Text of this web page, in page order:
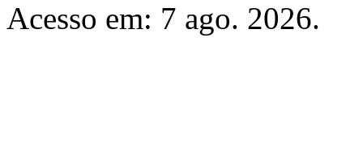
Acesso em: 7 ago. 2026.